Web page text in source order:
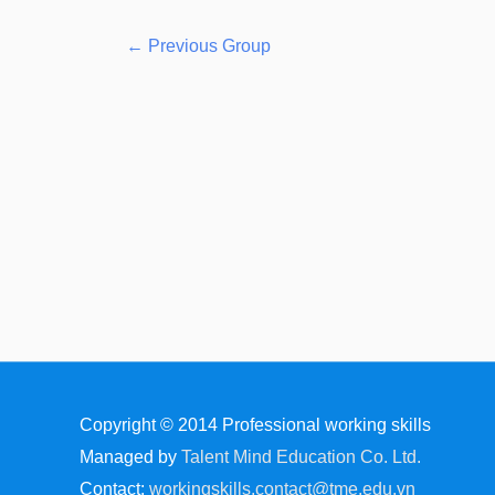
← Previous Group
Copyright © 2014 Professional working skills
Managed by Talent Mind Education Co. Ltd.
Contact: workingskills.contact@tme.edu.vn